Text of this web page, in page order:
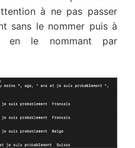
à ne pas passer
sans le nommer puis à
en le nommant par